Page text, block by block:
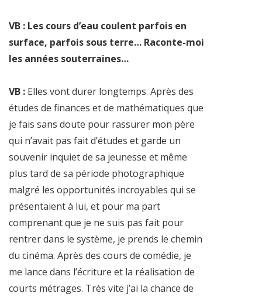
VB : Les cours d’eau coulent parfois en
surface, parfois sous terre… Raconte-moi
les années souterraines…
VB : Elles vont durer longtemps. Après des
études de finances et de mathématiques que
je fais sans doute pour rassurer mon père
qui n’avait pas fait d’études et garde un
souvenir inquiet de sa jeunesse et même
plus tard de sa période photographique
malgré les opportunités incroyables qui se
présentaient à lui, et pour ma part
comprenant que je ne suis pas fait pour
rentrer dans le système, je prends le chemin
du cinéma. Après des cours de comédie, je
me lance dans l’écriture et la réalisation de
courts métrages. Très vite j’ai la chance de